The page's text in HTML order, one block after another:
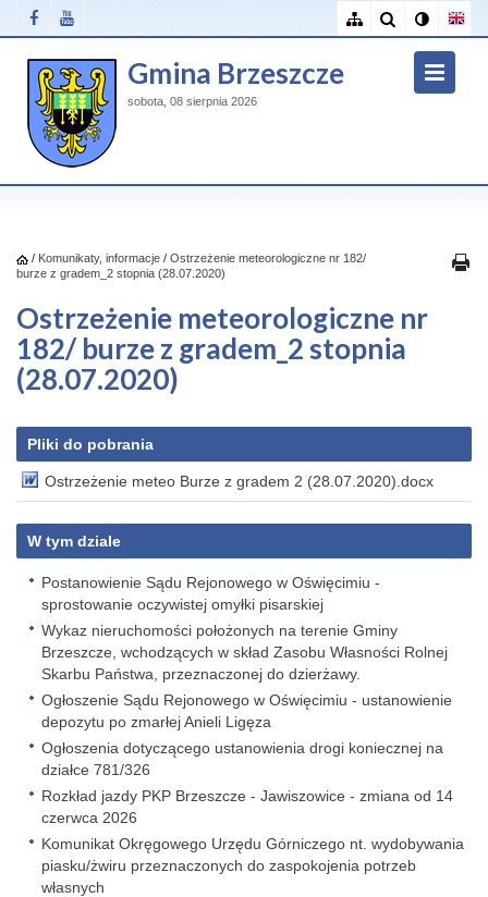
Gmina Brzeszcze
sobota, 08 sierpnia 2026
/ Komunikaty, informacje / Ostrzeżenie meteorologiczne nr 182/
burze z gradem_2 stopnia (28.07.2020)
Ostrzeżenie meteorologiczne nr
182/ burze z gradem_2 stopnia
(28.07.2020)
Pliki do pobrania
Ostrzeżenie meteo Burze z gradem 2 (28.07.2020).docx
W tym dziale
Postanowienie Sądu Rejonowego w Oświęcimiu -
sprostowanie oczywistej omyłki pisarskiej
Wykaz nieruchomości położonych na terenie Gminy
Brzeszcze, wchodzących w skład Zasobu Własności Rolnej
Skarbu Państwa, przeznaczonej do dzierżawy.
Ogłoszenie Sądu Rejonowego w Oświęcimiu - ustanowienie
depozytu po zmarłej Anieli Ligęza
Ogłoszenia dotyczącego ustanowienia drogi koniecznej na
działce 781/326
Rozkład jazdy PKP Brzeszcze - Jawiszowice - zmiana od 14
czerwca 2026
Komunikat Okręgowego Urzędu Górniczego nt. wydobywania
piasku/żwiru przeznaczonych do zaspokojenia potrzeb
własnych